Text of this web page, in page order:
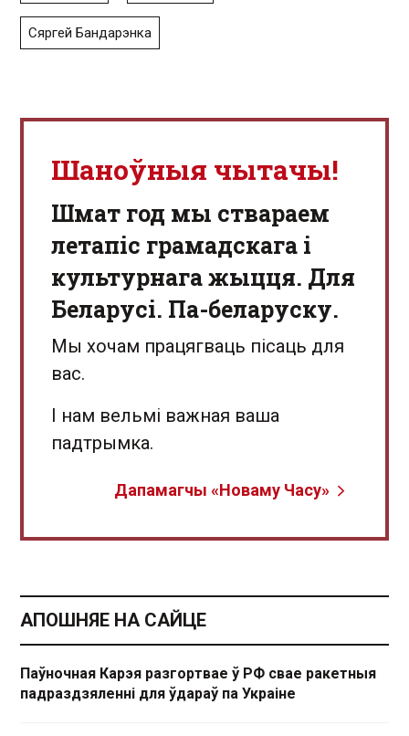
Сяргей Бандарэнка
Шаноўныя чытачы!
Шмат год мы ствараем
летапіс грамадскага і
культурнага жыцця. Для
Беларусі. Па-беларуску.
Мы хочам працягваць пісаць для
вас.
І нам вельмі важная ваша
падтрымка.
Дапамагчы «Новаму Часу»
АПОШНЯЕ НА САЙЦЕ
Паўночная Карэя разгортвае ў РФ свае ракетныя
падраздзяленні для ўдараў па Украіне